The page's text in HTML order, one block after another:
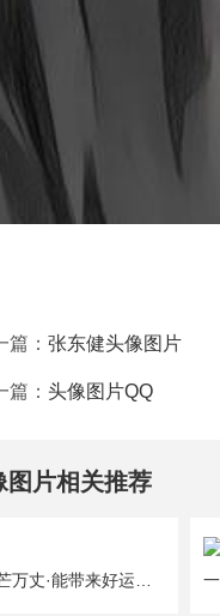
篇：张东健头像图片
篇：头像图片QQ
图片相关推荐